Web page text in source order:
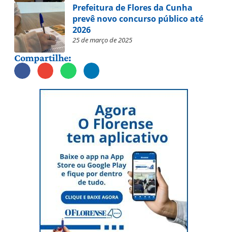
Prefeitura de Flores da Cunha
prevê novo concurso público até
2026
25 de março de 2025
Compartilhe: